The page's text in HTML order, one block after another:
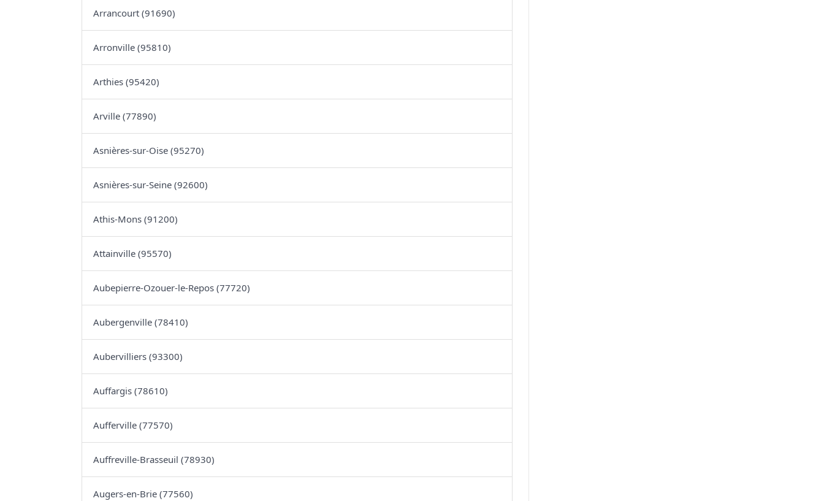
Arrancourt (91690)
Arronville (95810)
Arthies (95420)
Arville (77890)
Asnières-sur-Oise (95270)
Asnières-sur-Seine (92600)
Athis-Mons (91200)
Attainville (95570)
Aubepierre-Ozouer-le-Repos (77720)
Aubergenville (78410)
Aubervilliers (93300)
Auffargis (78610)
Aufferville (77570)
Auffreville-Brasseuil (78930)
Augers-en-Brie (77560)